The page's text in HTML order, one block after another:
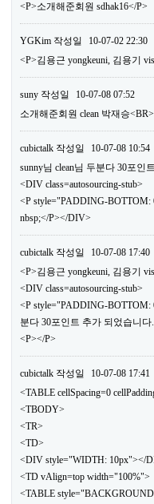
<P>소개해준회원 sdhak16</P>
YGKim 작성일
10-07-02 22:30
<P>김용근 yongkeuni, 김용기
suny 작성일
10-07-08 07:52
소개해준회원 clean 박재승
cubictalk 작성일
10-07-08 10:54
sunny님 clean님 두분다 30포
<DIV class=autosourcing-stub>
<P style="PADDING-
nbsp;</P></DIV>
cubictalk 작성일
10-07-08 17:40
<P>김용근 yongkeuni, 김용기
<DIV class=autosourcing-stub>
<P style="PADDING-
분다 30포인트 추가 되었습니
<P></P>
cubictalk 작성일
10-07-08 17:41
<TABLE cellSpacing=0
<TBODY>
<TR>
<TD>
<DIV style="WIDTH: 10px"></
<TD vAlign=top width="100%">
<TABLE style="BACKGROUND: